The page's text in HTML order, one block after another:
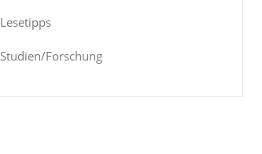
Lesetipps
Studien/Forschung